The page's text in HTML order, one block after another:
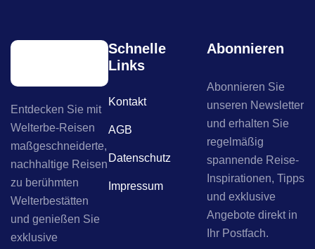
Entdecken Sie mit
Welterbe-Reisen
maßgeschneiderte,
nachhaltige Reisen
zu berühmten
Welterbestätten
und genießen Sie
exklusive
Schnelle
Links
Kontakt
AGB
Datenschutz
Impressum
Abonnieren
Abonnieren Sie
unseren Newsletter
und erhalten Sie
regelmäßig
spannende Reise-
Inspirationen, Tipps
und exklusive
Angebote direkt in
Ihr Postfach.